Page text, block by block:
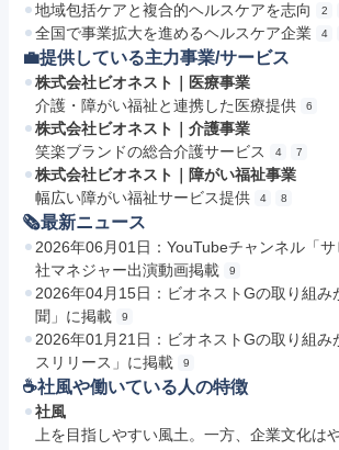
地域包括ケアと複合的ヘルスケアを志向 2
全国で事業拡大を進めるヘルスケア企業 4
💼提供している主力事業/サービス
株式会社ビオネスト｜医療事業
介護・障がい福祉と連携した医療提供
6
株式会社ビオネスト｜介護事業
笑楽ブランドの総合介護サービス
4 7
株式会社ビオネスト｜障がい福祉事業
幅広い障がい福祉サービス提供
4 8
🗞最新ニュース
2026年06月01日：YouTubeチャンネル「
社マネジャー出演動画掲載
9
2026年04月15日：ビオネストGの取り組み
聞」に掲載
9
2026年01月21日：ビオネストGの取り組み
スリリース」に掲載
9
☕️社風や働いている人の特徴
社風
上を目指しやすい風土。一方、企業文化は